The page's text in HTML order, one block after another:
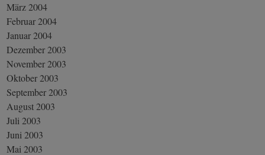
März 2004
Februar 2004
Januar 2004
Dezember 2003
November 2003
Oktober 2003
September 2003
August 2003
Juli 2003
Juni 2003
Mai 2003